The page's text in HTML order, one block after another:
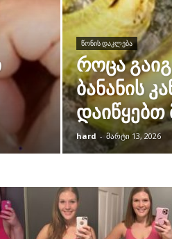
ᲬᲝᲜᲘᲡ ᲓᲐᲙᲚᲔᲑᲐ
როცა
ბანანის
დაიწყებთ
hard - მარტი 13, 2026